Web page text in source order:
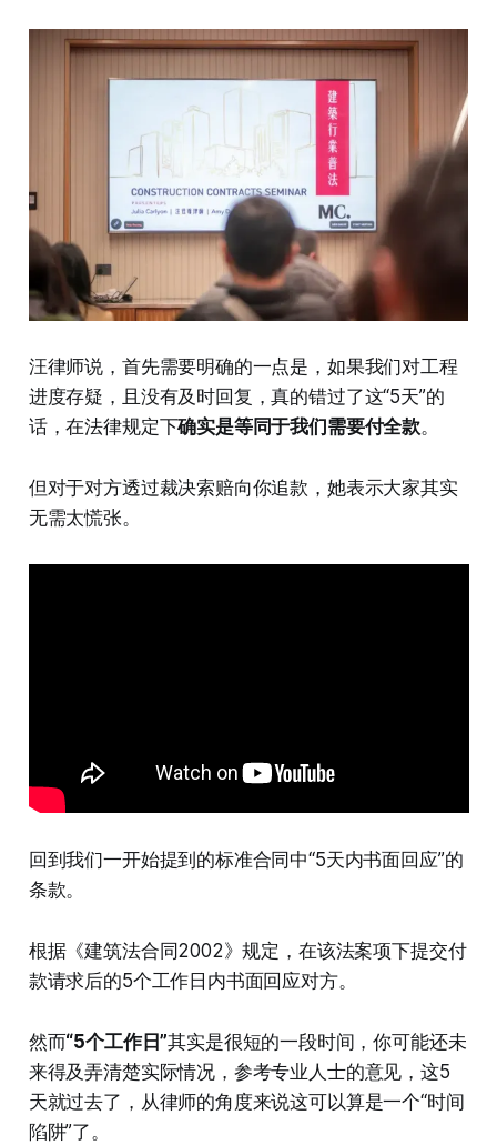
汪律师说，首先需要明确的一点是，如果我们对工程
进度存疑，且没有及时回复，真的错过了这“5天”的
话，在法律规定下确实是等同于我们需要付全款。
但对于对方透过裁决索赔向你追款，她表示大家其实
无需太慌张。
回到我们一开始提到的标准合同中“5天内书面回应”的
条款。
根据《建筑法合同2002》规定，在该法案项下提交付
款请求后的5个工作日内书面回应对方。
然而“5个工作日”其实是很短的一段时间，你可能还未
来得及弄清楚实际情况，参考专业人士的意见，这5
天就过去了，从律师的角度来说这可以算是一个“时间
陷阱”了。